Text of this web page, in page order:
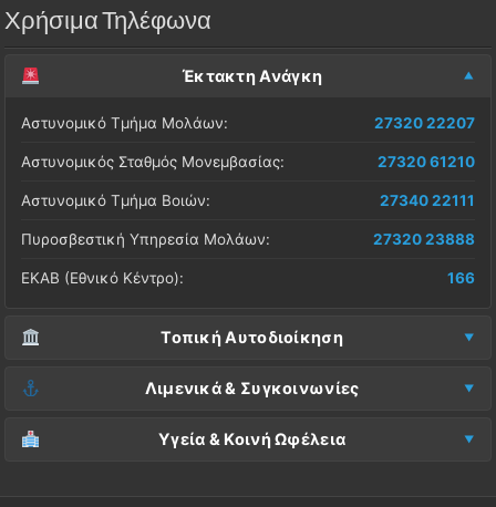
Χρήσιμα Τηλέφωνα
Έκτακτη Ανάγκη
Αστυνομικό Τμήμα Μολάων: 27320 22207
Αστυνομικός Σταθμός Μονεμβασίας: 27320 61210
Αστυνομικό Τμήμα Βοιών: 27340 22111
Πυροσβεστική Υπηρεσία Μολάων: 27320 23888
ΕΚΑΒ (Εθνικό Κέντρο): 166
Τοπική Αυτοδιοίκηση
Δήμος Μονεμβασίας (Έδρα):
Λιμενικά & Συγκοινωνίες
Λιμεναρχείο Μονεμβασίας:
Υγεία & Κοινή Ωφέλεια